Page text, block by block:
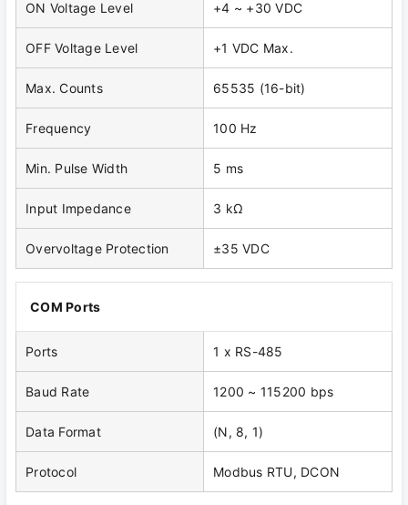
ON Voltage Level +4 ~ +30 VDC
OFF Voltage Level +1 VDC Max.
Max. Counts 65535 (16-bit)
Frequency 100 Hz
Min. Pulse Width 5 ms
Input Impedance 3 kΩ
Overvoltage Protection ±35 VDC
COM Ports
Ports 1 x RS-485
Baud Rate 1200 ~ 115200 bps
Data Format (N, 8, 1)
Protocol Modbus RTU, DCON